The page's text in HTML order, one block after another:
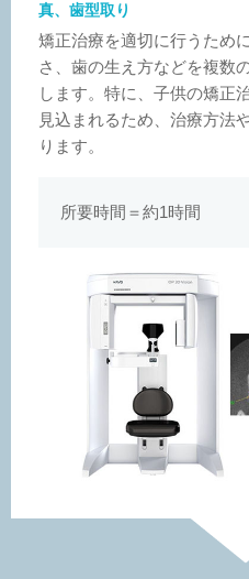
真、歯型取り
矯正治療を適切に行うため
さ、歯の生え方などを複数
します。特に、子供の矯正
見込まれるため、治療方法
ります。
所要時間＝約1時間